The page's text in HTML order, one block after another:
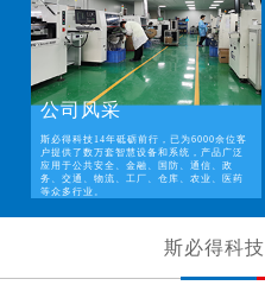
公司风采
斯必得科技14年砥砺前行，已为6000余位客
户提供了数万套智慧设备和系统，产品广泛
应用于公共安全、金融、国防、通信、政
务、交通、物流、工厂、仓库、农业、医药
等众多行业。
斯必得科技